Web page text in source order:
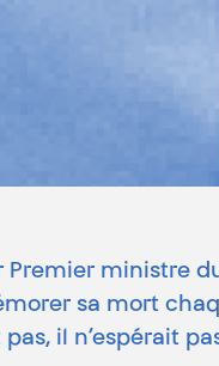
Premier ministre
sa mort
pas, il n’espérait